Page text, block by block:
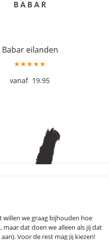
willen we graag bijhouden hoe
dat doen we alleen als jij dat
Voor de rest mag jij kiezen!
Babar eilanden
★★★★★
19.95